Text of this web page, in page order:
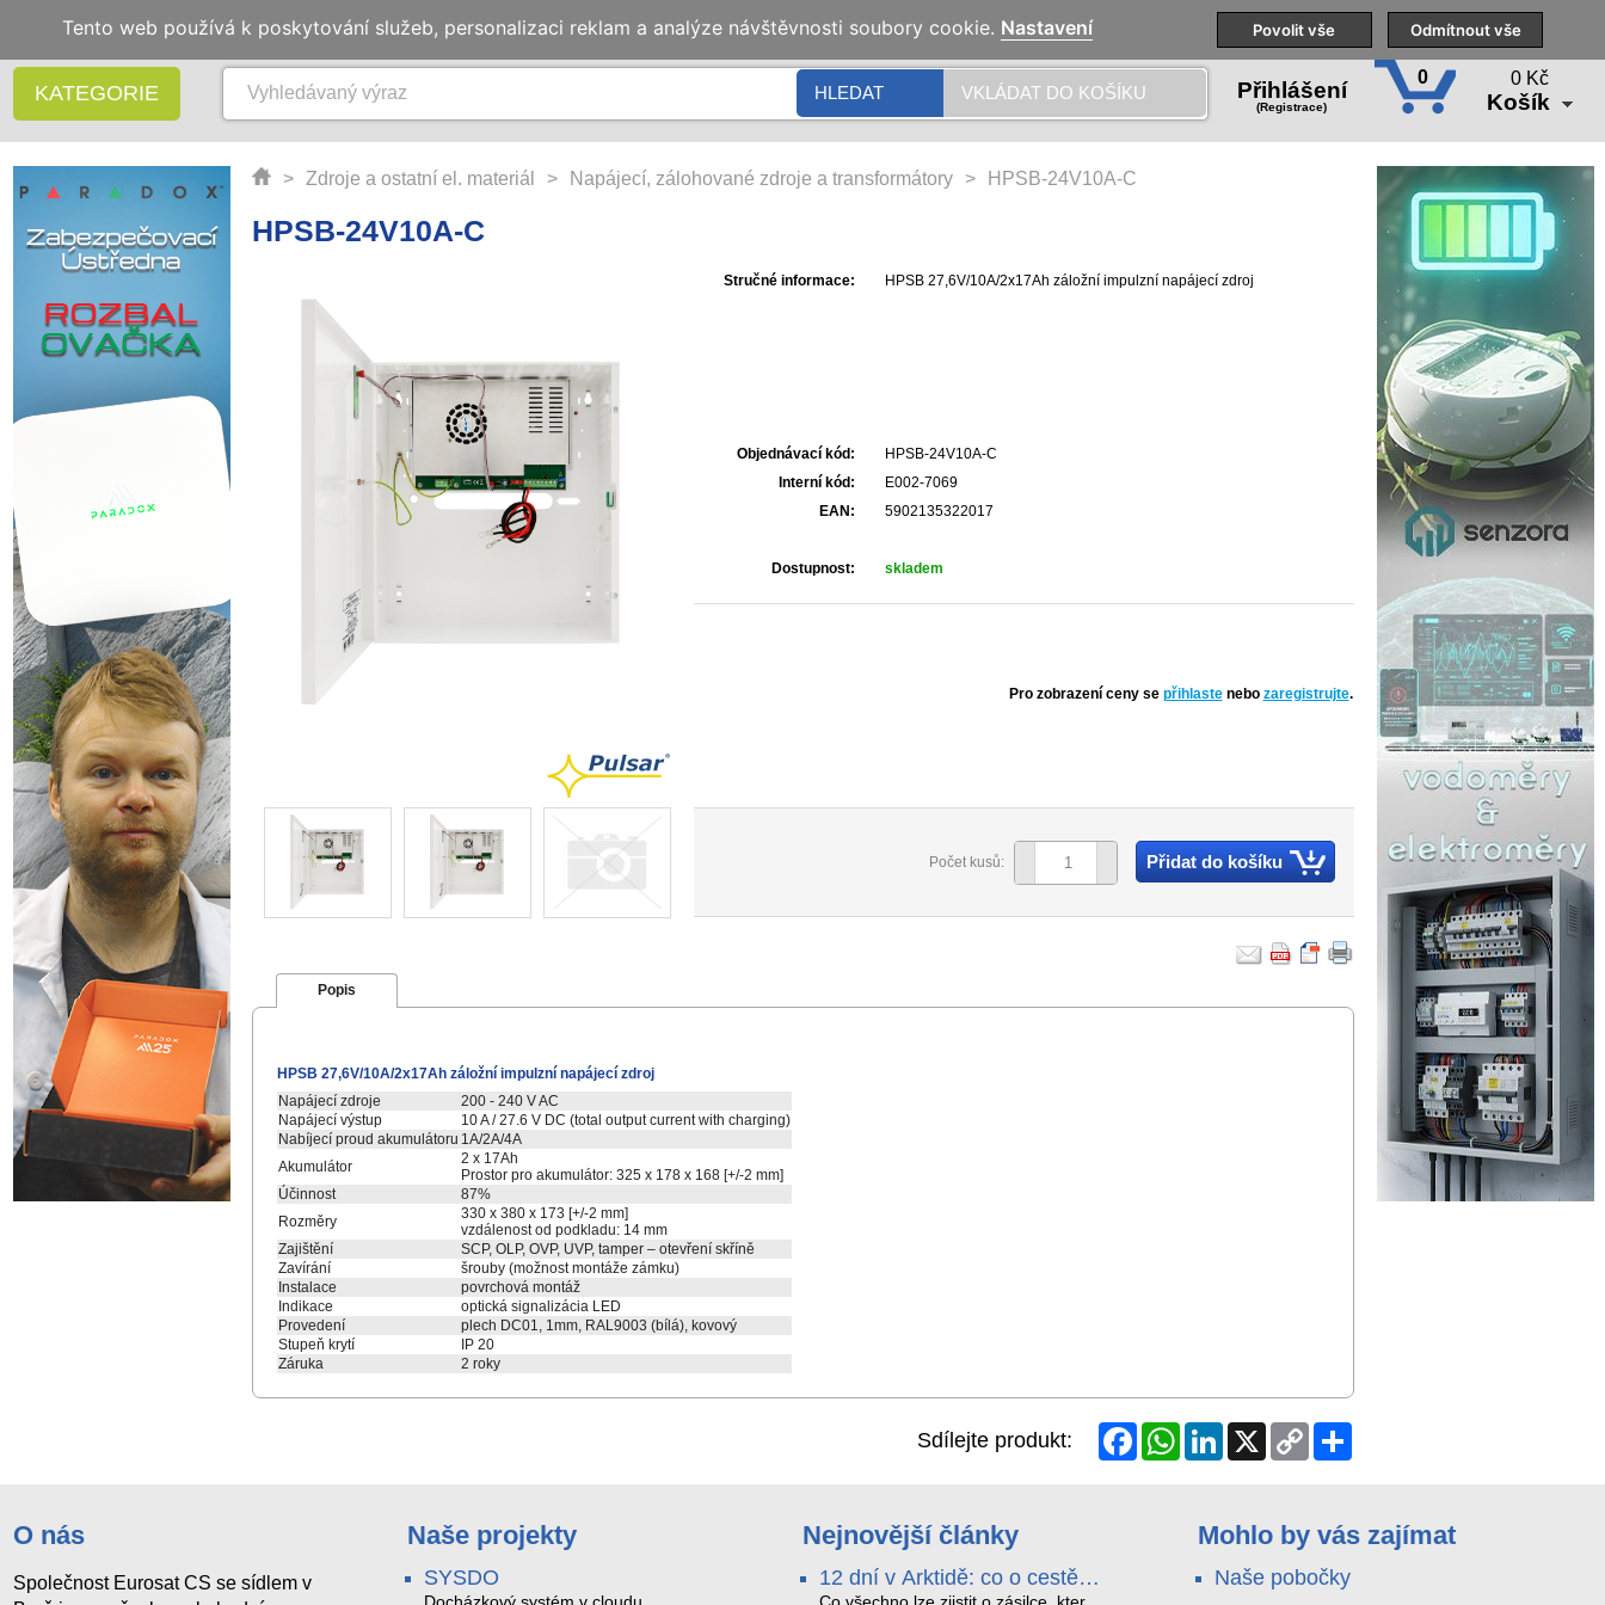
Naše pobočky Technická podpora Školení
KATEGORIE HLEDAT VKLÁDAT DO KOŠÍKU Přihlášení
(Registrace)
0 0 Kč
Košík
> Zdroje a ostatní el. materiál > Napájecí, zálohované zdroje a transformátory > HPSB-24V10A-C
HPSB-24V10A-C
Stručné informace: HPSB 27,6V/10A/2x17Ah záložní impulzní napájecí zdroj
Objednávací kód:
HPSB-24V10A-C
Interní kód:
E002-7069
EAN:
5902135322017
Dostupnost: skladem
Pro zobrazení ceny se přihlaste nebo zaregistrujte.
Počet kusů: Přidat do košíku
Popis
HPSB 27,6V/10A/2x17Ah záložní impulzní napájecí zdroj
Napájecí zdroje
200 - 240 V AC
Napájecí výstup
10 A / 27.6 V DC (total output current with charging)
Nabíjecí proud akumulátoru 1A/2A/4A
Akumulátor
2 x 17Ah
Prostor pro akumulátor: 325 x 178 x 168 [+/-2 mm]
Účinnost
87%
Rozměry
330 x 380 x 173 [+/-2 mm]
vzdálenost od podkladu: 14 mm
Zajištění
SCP, OLP, OVP, UVP, tamper – otevření skříně
Zavírání
šrouby (možnost montáže zámku)
Instalace
povrchová montáž
Indikace
optická signalizácia LED
Provedení
plech DC01, 1mm, RAL9003 (bílá), kovový
Stupeň krytí
IP 20
Záruka
2 roky
Sdílejte produkt: FacebookWhatsAppLinkedIn
X
Copy
Link
Share
O nás
Společnost Eurosat CS se sídlem v
Naše projekty
SYSDO
Docházkový systém v cloudu
Nejnovější články
12 dní v Arktidě: co o cestě
Co všechno lze zjistit o zásilce, která
Mohlo by vás zajímat
Naše pobočky
Tento web používá k poskytování služeb, personalizaci reklam a analýze návštěvnosti soubory cookie. Nastavení Povolit vše Odmítnout vše